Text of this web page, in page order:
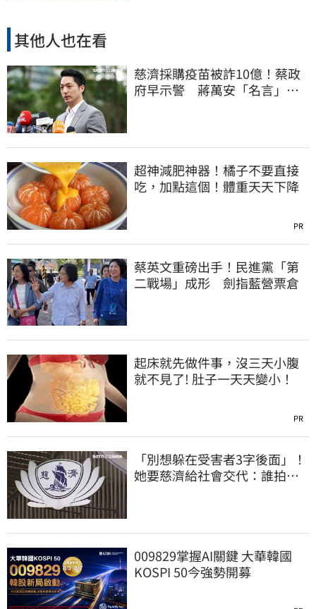
其他人也在看
慈濟採購疫苗被詐10億！蔡政
府早示警 蔣萬安「名言」翻
超神減肥神器！橘子不要直接
吃，加點這個！體重天天下降
PR
蔡英文重磅出手！民進黨「第
二戰場」成形 劍指藍營票倉
起床就先做件事，沒三天小腹
就不見了! 肚子一天天變小！
PR
「別想躲在受害者3字後面」！
她要慈濟給社會交代：誰拍板
009829掌握AI關鍵 大華韓國
KOSPI 50今強勢開募